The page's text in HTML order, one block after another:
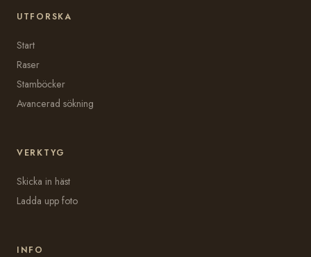
UTFORSKA
Start
Raser
Stamböcker
Avancerad sökning
VERKTYG
Skicka in häst
Ladda upp foto
INFO